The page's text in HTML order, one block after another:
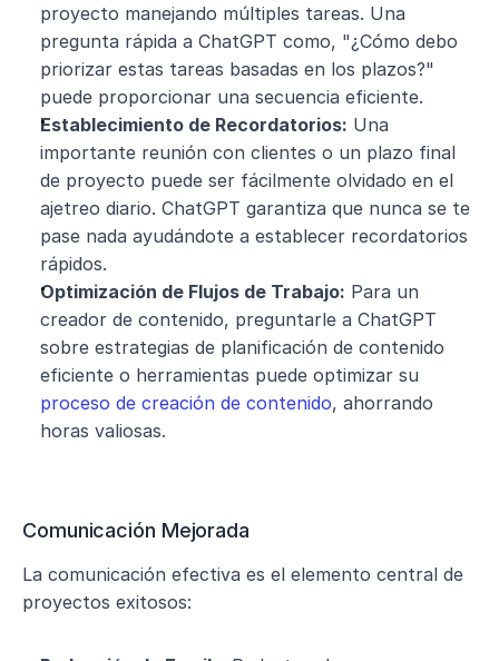
proyecto manejando múltiples tareas. Una
pregunta rápida a ChatGPT como, "¿Cómo debo
priorizar estas tareas basadas en los plazos?"
puede proporcionar una secuencia eficiente.
Establecimiento de Recordatorios: Una
importante reunión con clientes o un plazo final
de proyecto puede ser fácilmente olvidado en el
ajetreo diario. ChatGPT garantiza que nunca se te
pase nada ayudándote a establecer recordatorios
rápidos.
Optimización de Flujos de Trabajo: Para un
creador de contenido, preguntarle a ChatGPT
sobre estrategias de planificación de contenido
proceso de creación de contenido, ahorrando
horas valiosas.
Comunicación Mejorada
La comunicación efectiva es el elemento central de
proyectos exitosos: